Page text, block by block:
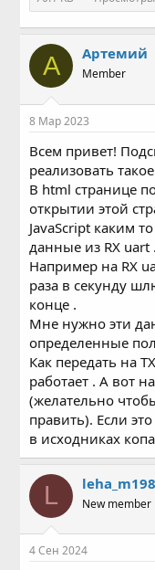
А Артемий
Member
8 Мар 2023
Всем привет!
реализовать
В html странице
открытии этой
JavaScript каким
данные из RX uart .
Например на RX
раза в секунду
конце .
Мне нужно эти
определенные
Как передать на
работает . А вот
(желательно
править). Если
в исходниках
L New member
4 Сен 2024